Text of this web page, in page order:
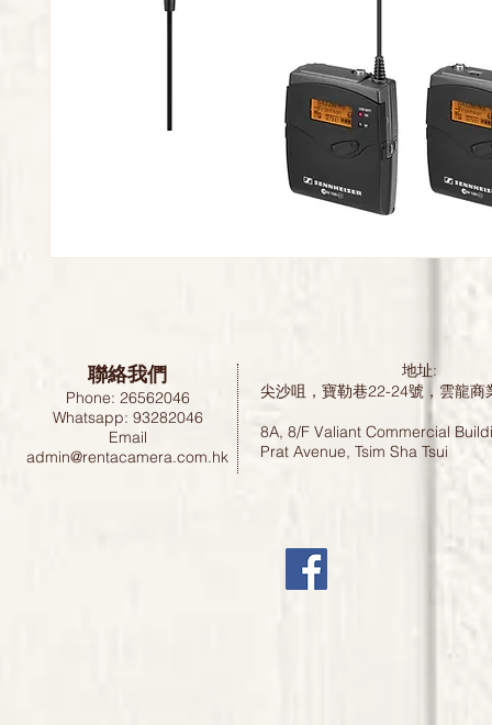
聯絡我們
Phone: 26562046
Whatsapp: 93282046
Email
admin@rentacamera.com.hk
地址:
尖沙咀，寶勒巷22-24號，雲龍
8A, 8/F Valiant Commercial
Prat Avenue, Tsim Sha Tsui